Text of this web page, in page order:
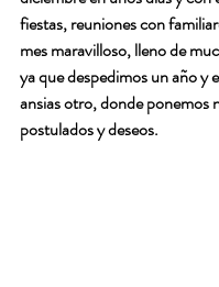
fiestas, reuniones con
mes maravilloso, lleno de
ya que despedimos un año y
ansias otro, donde ponemos
postulados y deseos.